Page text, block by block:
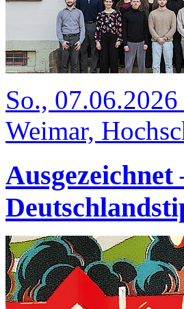
So.,
Weimar,